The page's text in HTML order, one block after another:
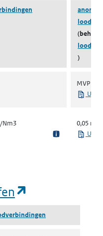
)
MVP 1
Uit
Nm3
0,05
Uit